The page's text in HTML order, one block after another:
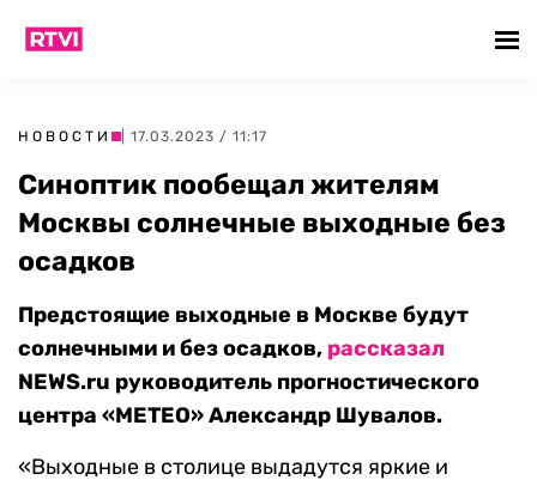
НОВОСТИ | 17.03.2023 / 11:17
Синоптик пообещал жителям
Москвы солнечные выходные без
осадков
Предстоящие выходные в Москве будут
солнечными и без осадков, рассказал
NEWS.ru руководитель прогностического
центра «METEO» Александр Шувалов.
«Выходные в столице выдадутся яркие и